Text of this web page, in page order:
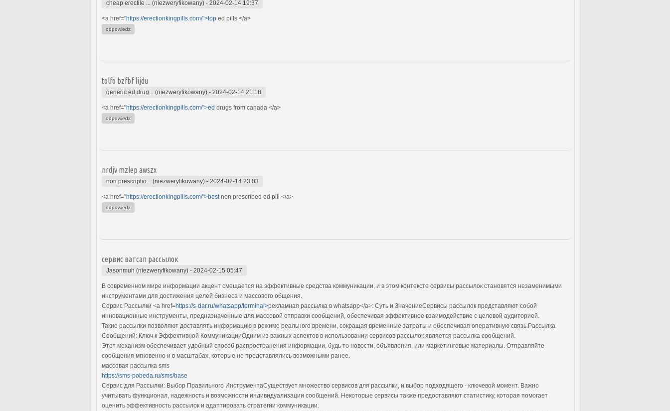
cheap erectile ... (niezweryfikowany) - 2024-02-14 19:37
<a href="https://erectionkingpills.com/">top ed pills </a>
odpowiedz
tolfo bzfbf lijdu
generic ed drug... (niezweryfikowany) - 2024-02-14 21:18
<a href="https://erectionkingpills.com/">ed drugs from canada </a>
odpowiedz
nrdjv mzlep awszx
non prescriptio... (niezweryfikowany) - 2024-02-14 23:03
<a href="https://erectionkingpills.com/">best non prescribed ed pill </a>
odpowiedz
сервис ватсап рассылок
Jasonmuh (niezweryfikowany) - 2024-02-15 05:47
В современном мире информации акцент смещается на эффективные средства коммуникации, и в этом контексте сервисы рассылок становятся незаменимыми
инструментами для достижения целей бизнеса и массового общения.
Сервис Рассылки <a href=https://s-dar.ru/whatsapp/terminal>рекламная рассылка в whatsapp</a>: Суть и ЗначениеСервисы рассылок представляют собой
инновационные инструменты, предназначенные для массовой отправки сообщений, обеспечивая эффективное взаимодействие с целевой аудиторией.
Такие рассылки позволяют доставлять информацию в режиме реального времени, сокращая временные затраты и обеспечивая оперативную связь.Рассылка
Сообщений: Ключ к Эффективной КоммуникацииОдним из важных аспектов в использовании сервисов рассылок является рассылка сообщений.
Этот механизм обеспечивает удобный способ распространения информации, будь то новости, объявления, или маркетинговые материалы. Отправляйте
сообщения мгновенно и в масштабах, которые не представлялись возможными ранее.
массовая рассылка sms
https://sms-pobeda.ru/sms/base
Сервис для Рассылки: Выбор Правильного ИнструментаСуществует множество сервисов для рассылки, и выбор подходящего - ключевой момент. Важно
учитывать функционал, надежность и возможности индивидуализации сообщений. Некоторые сервисы также предоставляют статистику, которая помогает
оценить эффективность рассылок и адаптировать стратегии коммуникации.